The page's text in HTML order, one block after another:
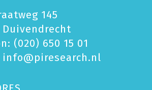
145
Duivendrecht
(020) 650 15 01
info@piresearch.nl